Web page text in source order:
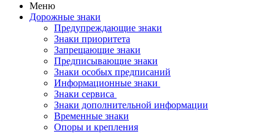
Меню
Дорожные знаки
Предупреждающие знаки
Знаки приоритета
Запрещающие знаки
Предписывающие знаки
Знаки особых предписаний
Информационные знаки
Знаки сервиса
Знаки дополнительной информации
Временные знаки
Опоры и крепления